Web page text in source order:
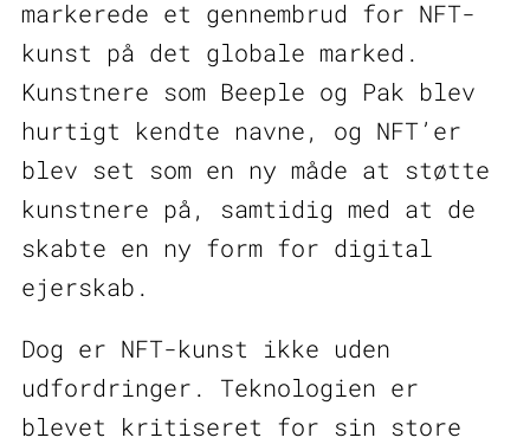
markerede et gennembrud for NFT-
kunst på det globale marked.
Kunstnere som Beeple og Pak blev
hurtigt kendte navne, og NFT’er
blev set som en ny måde at støtte
kunstnere på, samtidig med at de
skabte en ny form for digital
ejerskab.
Dog er NFT-kunst ikke uden
udfordringer. Teknologien er
blevet kritiseret for sin store